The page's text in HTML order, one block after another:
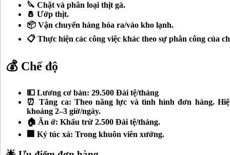
🔪 Chặt và phân loại thịt gà.
🧂 Ướp thịt.
📦 Vận chuyển hàng hóa ra/vào kho lạnh.
📋 Thực hiện các công việc khác theo sự phân công của
💰 Chế độ
💵 Lương cơ bản: 29.500 Đài tệ/tháng
⏰ Tăng ca: Theo năng lực và tình hình đơn hàng.
khoảng 2–3 giờ/ngày.
🏠 Ăn ở: Khấu trừ 2.500 Đài tệ/tháng.
🏢 Ký túc xá: Trong khuôn viên xưởng.